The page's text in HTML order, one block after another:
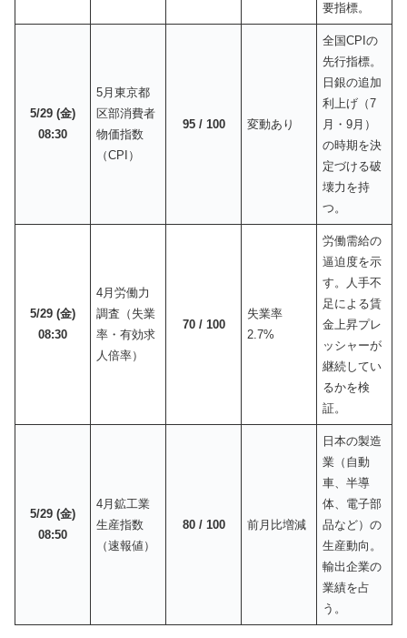
要指標。
5/29 (金)
08:30
5月東京都
区部消費者
物価指数
（CPI）
95 / 100 変動あり
全国CPIの
先行指標。
日銀の追加
利上げ（7
月・9月）
の時期を決
定づける破
壊力を持
つ。
5/29 (金)
08:30
4月労働力
調査（失業
率・有効求
人倍率）
70 / 100
失業率
2.7%
労働需給の
逼迫度を示
す。人手不
足による賃
金上昇プレ
ッシャーが
継続してい
るかを検
証。
5/29 (金)
08:50
4月鉱工業
生産指数
（速報値）
80 / 100 前月比増減
日本の製造
業（自動
車、半導
体、電子部
品など）の
生産動向。
輸出企業の
業績を占
う。